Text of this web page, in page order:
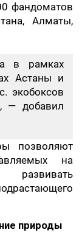
фандоматов
Алматы,
в рамках
Астаны и
экобоксов
— добавил
позволяют
на
природы